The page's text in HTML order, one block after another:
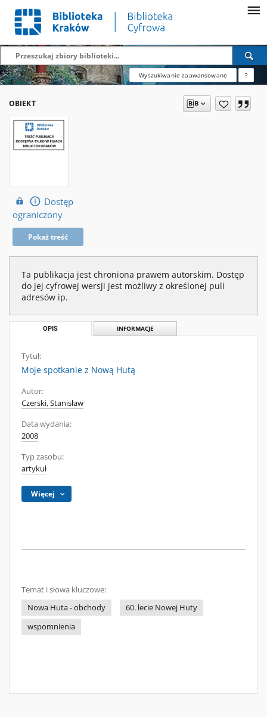
Wyszukiwanie zaawansowane ?
OBIEKT
Dostęp
ograniczony
Pokaż treść
Ta publikacja jest chroniona prawem autorskim. Dostęp
do jej cyfrowej wersji jest możliwy z określonej puli
adresów ip.
OPIS INFORMACJE
Tytuł:
Moje spotkanie z Nową Hutą
Autor:
Czerski, Stanisław
Data wydania:
2008
Typ zasobu:
artykuł
Więcej
Temat i słowa kluczowe:
Nowa Huta - obchody
60. lecie Nowej Huty
wspomnienia